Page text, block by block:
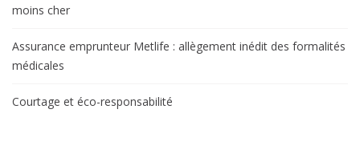
moins cher
Assurance emprunteur Metlife : allègement inédit des formalités
médicales
Courtage et éco-responsabilité